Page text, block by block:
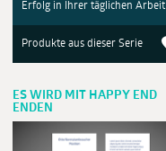
Erfolg in Ihrer täglichen Arbeit
Produkte aus dieser Serie
ES WIRD MIT HAPPY END
ENDEN